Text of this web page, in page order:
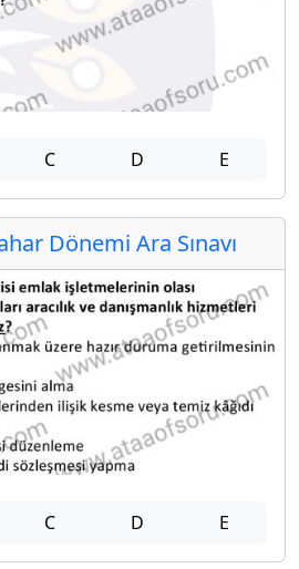
C D E
Dönemi Ara Sınavı
C D E